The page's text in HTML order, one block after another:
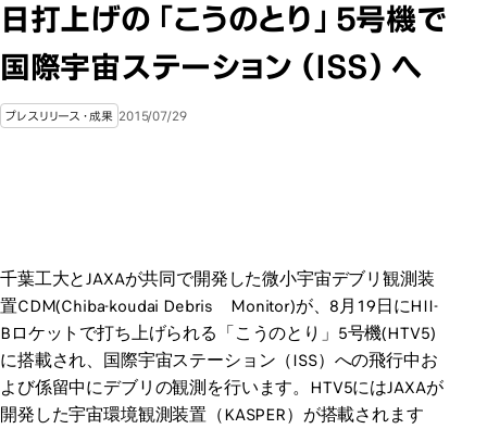
日打上げの「こうのとり」5号機で
国際宇宙ステーション（ISS）へ
プレスリリース・成果 2015/07/29
千葉工大とJAXAが共同で開発した微小宇宙デブリ観測装
置CDM(Chiba-koudai Debris Monitor)が、8月19日にHII-
Bロケットで打ち上げられる「こうのとり」5号機(HTV5)
に搭載され、国際宇宙ステーション（ISS）への飛行中お
よび係留中にデブリの観測を行います。HTV5にはJAXAが
開発した宇宙環境観測装置（KASPER）が搭載されます